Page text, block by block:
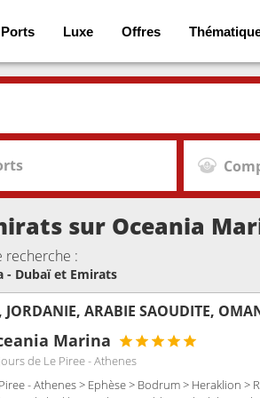
Ports Luxe Offres
sur Oceania
recherche :
- Dubaï et Emirats
JORDANIE, ARABIE SAOUDITE,
Marina
de Le Piree - Athenes
- Athenes > Ephèse > Bodrum > Heraklion >